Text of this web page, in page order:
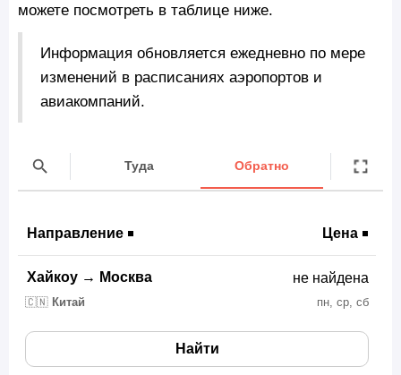
можете посмотреть в таблице ниже.
Информация обновляется ежедневно по мере
изменений в расписаниях аэропортов и
авиакомпаний.
Туда Обратно
Направление Цена
Хайкоу → Москва
🇨🇳 Китай пн, ср, сб
не найдена
Найти